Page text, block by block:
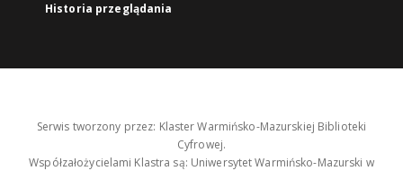
Historia przeglądania
Serwis tworzony przez: Klaster Warmińsko-Mazurskiej Biblioteki
Cyfrowej.
Współzałożycielami Klastra są: Uniwersytet Warmińsko-Mazurski w